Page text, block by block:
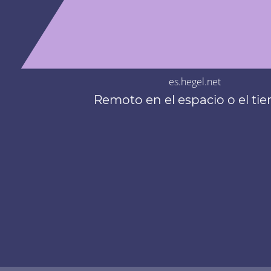
es.hegel.net
Remoto en el espacio o el